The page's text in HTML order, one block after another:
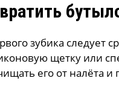
зубика следует
щетку или
его от налёта